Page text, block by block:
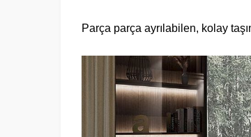
Parça parça ayrılabilen, kolay